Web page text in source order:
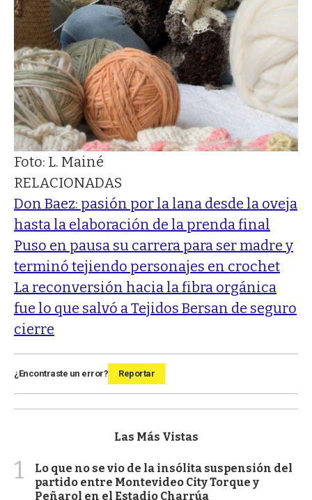
Foto: L. Mainé
RELACIONADAS
Don Baez: pasión por la lana desde la oveja
hasta la elaboración de la prenda final
Puso en pausa su carrera para ser madre y
terminó tejiendo personajes en crochet
La reconversión hacia la fibra orgánica
fue lo que salvó a Tejidos Bersan de seguro
cierre
¿Encontraste un error? Reportar
Las Más Vistas
1
Lo que no se vio de la insólita suspensión del
partido entre Montevideo City Torque y
Peñarol en el Estadio Charrúa